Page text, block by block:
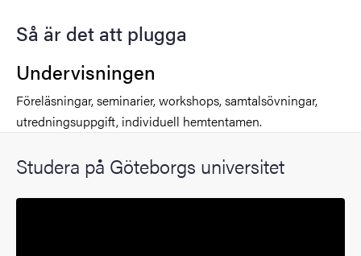
Så är det att plugga
Undervisningen
Föreläsningar, seminarier, workshops, samtalsövningar,
utredningsuppgift, individuell hemtentamen.
Studera på Göteborgs universitet